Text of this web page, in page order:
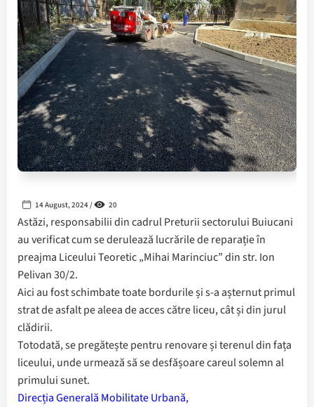
14 August, 2024 / 20
Astăzi, responsabilii din cadrul Preturii sectorului Buiucani
au verificat cum se derulează lucrările de reparație în
preajma Liceului Teoretic „Mihai Marinciuc” din str. Ion
Pelivan 30/2.
Aici au fost schimbate toate bordurile și s-a așternut primul
strat de asfalt pe aleea de acces către liceu, cât și din jurul
clădirii.
Totodată, se pregătește pentru renovare și terenul din fața
liceului, unde urmează să se desfășoare careul solemn al
primului sunet.
Direcția Generală Mobilitate Urbană,